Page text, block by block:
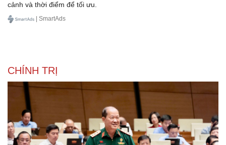
Văn hóa
Sân khấu - Điện ảnh
Văn học
Âm nhạc
Giải trí
Nghệ sĩ
Thời trang
Sao Việt
cảnh và thời điểm để tối ưu.
| SmartAds
CHÍNH TRỊ